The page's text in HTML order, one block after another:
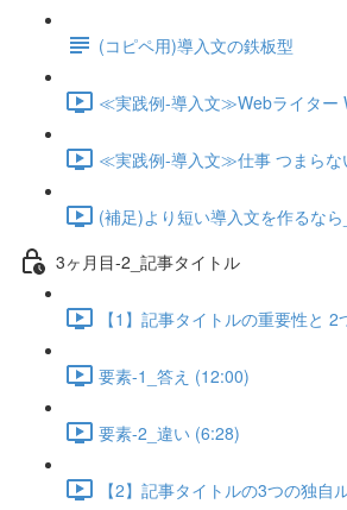
(コピペ用)導入文の鉄板型
≪実践例-導入文≫Webライター
≪実践例-導入文≫仕事 つまらな
(補足)より短い導入文を作るな
3ヶ月目-2_記事タイトル
【1】記事タイトルの重要性と
要素-1_答え (12:00)
要素-2_違い (6:28)
【2】記事タイトルの3つの独自